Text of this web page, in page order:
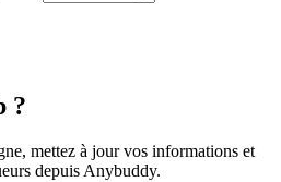
?
mettez à jour vos informations et
depuis Anybuddy.